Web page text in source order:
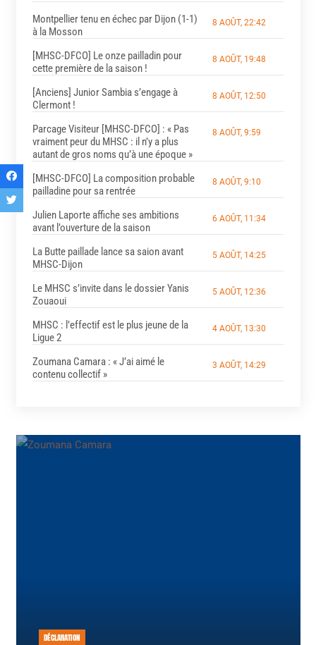
Montpellier tenu en échec par Dijon (1-1)
à la Mosson
8 AOÛT, 22:42
[MHSC-DFCO] Le onze pailladin pour
cette première de la saison !
8 AOÛT, 19:48
[Anciens] Junior Sambia s’engage à
Clermont !
8 AOÛT, 12:50
Parcage Visiteur [MHSC-DFCO] : « Pas
vraiment peur du MHSC : il n’y a plus
autant de gros noms qu’à une époque »
8 AOÛT, 9:59
[MHSC-DFCO] La composition probable
pailladine pour sa rentrée
8 AOÛT, 9:10
Julien Laporte affiche ses ambitions
avant l’ouverture de la saison
6 AOÛT, 11:34
La Butte paillade lance sa saion avant
MHSC-Dijon
5 AOÛT, 14:25
Le MHSC s’invite dans le dossier Yanis
Zouaoui
5 AOÛT, 12:36
MHSC : l’effectif est le plus jeune de la
Ligue 2
4 AOÛT, 13:30
Zoumana Camara : « J’ai aimé le
contenu collectif »
3 AOÛT, 14:29
DÉCLARATION